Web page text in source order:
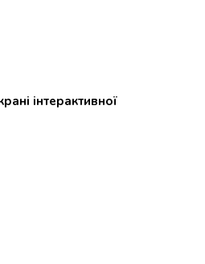
інтерактивної